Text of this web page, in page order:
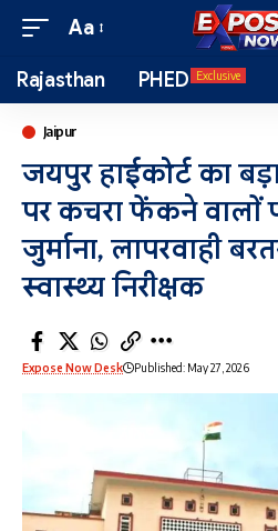
Aa
Rajasthan PHED Exclusive
Jaipur
जयपुर हाईकोर्ट का
पर कचरा फेंकने वालों
जुर्माना, लापरवाही
स्वास्थ्य निरीक्षक
Expose Now Desk Published: May 27, 2026